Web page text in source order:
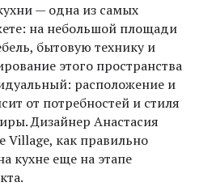
— одна из самых
на небольшой площади
бытовую технику и
этого пространства
расположение и
от потребностей и стиля
Дизайнер Анастасия
Village, как правильно
кухне еще на этапе